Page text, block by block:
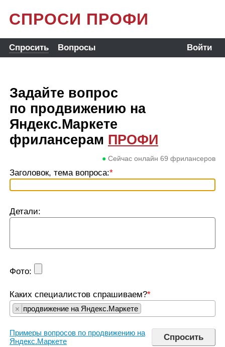
СПРОСИ ПРОФИ
Спросить Вопросы Войти
Задайте вопрос
по продвижению на
Яндекс.Маркете
фрилансерам ПРОФИ
● Сейчас онлайн 69 фрилансеров
Заголовок, тема вопроса:*
Детали:
Фото:
Каких специалистов спрашиваем?*
× продвижение на Яндекс.Маркете
Примеры вопросов по продвижению на
Яндекс.Маркете